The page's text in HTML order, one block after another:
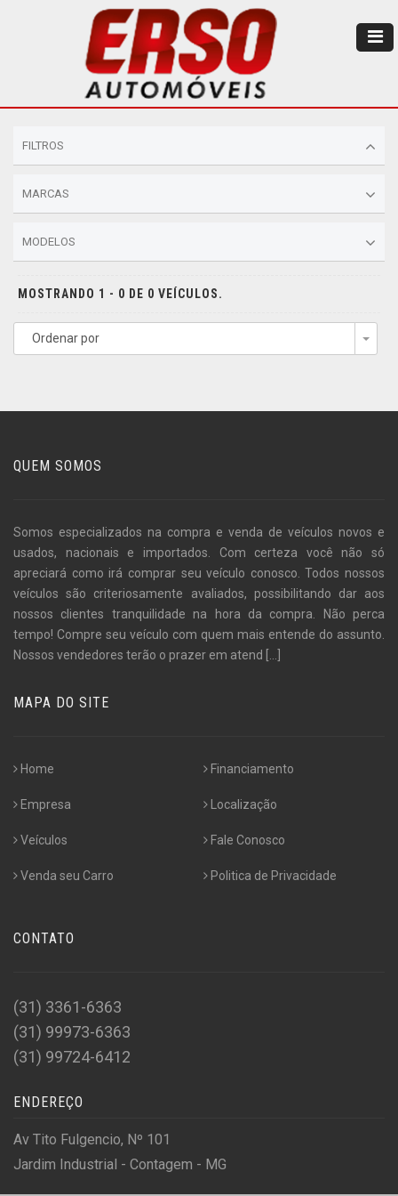
FILTROS
MARCAS
MODELOS
MOSTRANDO 1 - 0 DE 0 VEÍCULOS.
Ordenar por
QUEM SOMOS
Somos especializados na compra e venda de veículos novos e
usados, nacionais e importados. Com certeza você não só
apreciará como irá comprar seu veículo conosco. Todos nossos
veículos são criteriosamente avaliados, possibilitando dar aos
nossos clientes tranquilidade na hora da compra. Não perca
tempo! Compre seu veículo com quem mais entende do assunto.
Nossos vendedores terão o prazer em atend
MAPA DO SITE
Home
Empresa
Veículos
Venda seu Carro
Financiamento
Localização
Fale Conosco
Politica de Privacidade
CONTATO
(31) 3361-6363
(31) 99973-6363
(31) 99724-6412
ENDEREÇO
Av Tito Fulgencio, Nº 101
Jardim Industrial - Contagem - MG